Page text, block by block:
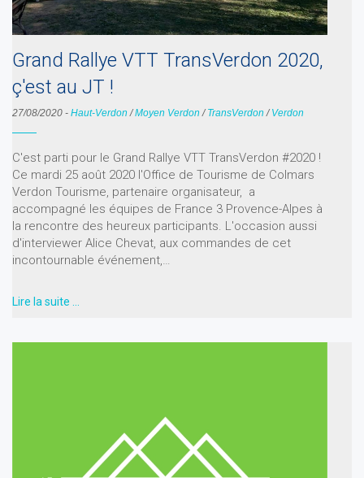
Grand Rallye VTT TransVerdon 2020,
ç'est au JT !
27/08/2020 - Haut-Verdon /Moyen Verdon / TransVerdon / Verdon
C'est parti pour le Grand Rallye VTT TransVerdon #2020 !
Ce mardi 25 août 2020 l'Office de Tourisme de Colmars
Verdon Tourisme, partenaire organisateur, a
accompagné les équipes de France 3 Provence-Alpes à
la rencontre des heureux participants. L'occasion aussi
d'interviewer Alice Chevat, aux commandes de cet
incontournable événement,…
Lire la suite …